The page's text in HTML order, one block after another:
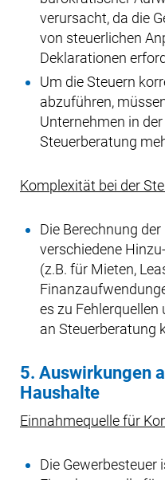
verursacht, da die
von steuerlichen
Deklarationen
Um die Steuern
abzuführen,
Unternehmen in
Steuerberatung
Komplexität bei der
Die Berechnung
verschiedene
(z.B. für Mieten,
es zu
an Steuerberatung
5. Auswirkungen
Haushalte
Einnahmequelle für
Die Gewerbesteuer